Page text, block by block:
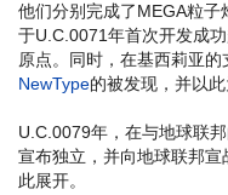
他们分别完成了MEGA粒
于U.C.0071年首次开发成
原点。同时，在基西莉亚
NewType的被发现，并以
U.C.0079年，在与地球联
宣布独立，并向地球联邦宣
此展开。